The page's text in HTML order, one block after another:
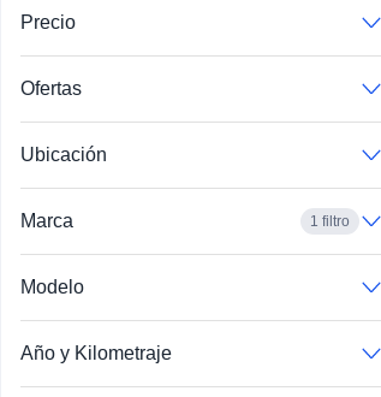
Busca por versión
Busca por año
Precio
Ofertas
Ubicación
Marca 1 filtro
Modelo
Año y Kilometraje